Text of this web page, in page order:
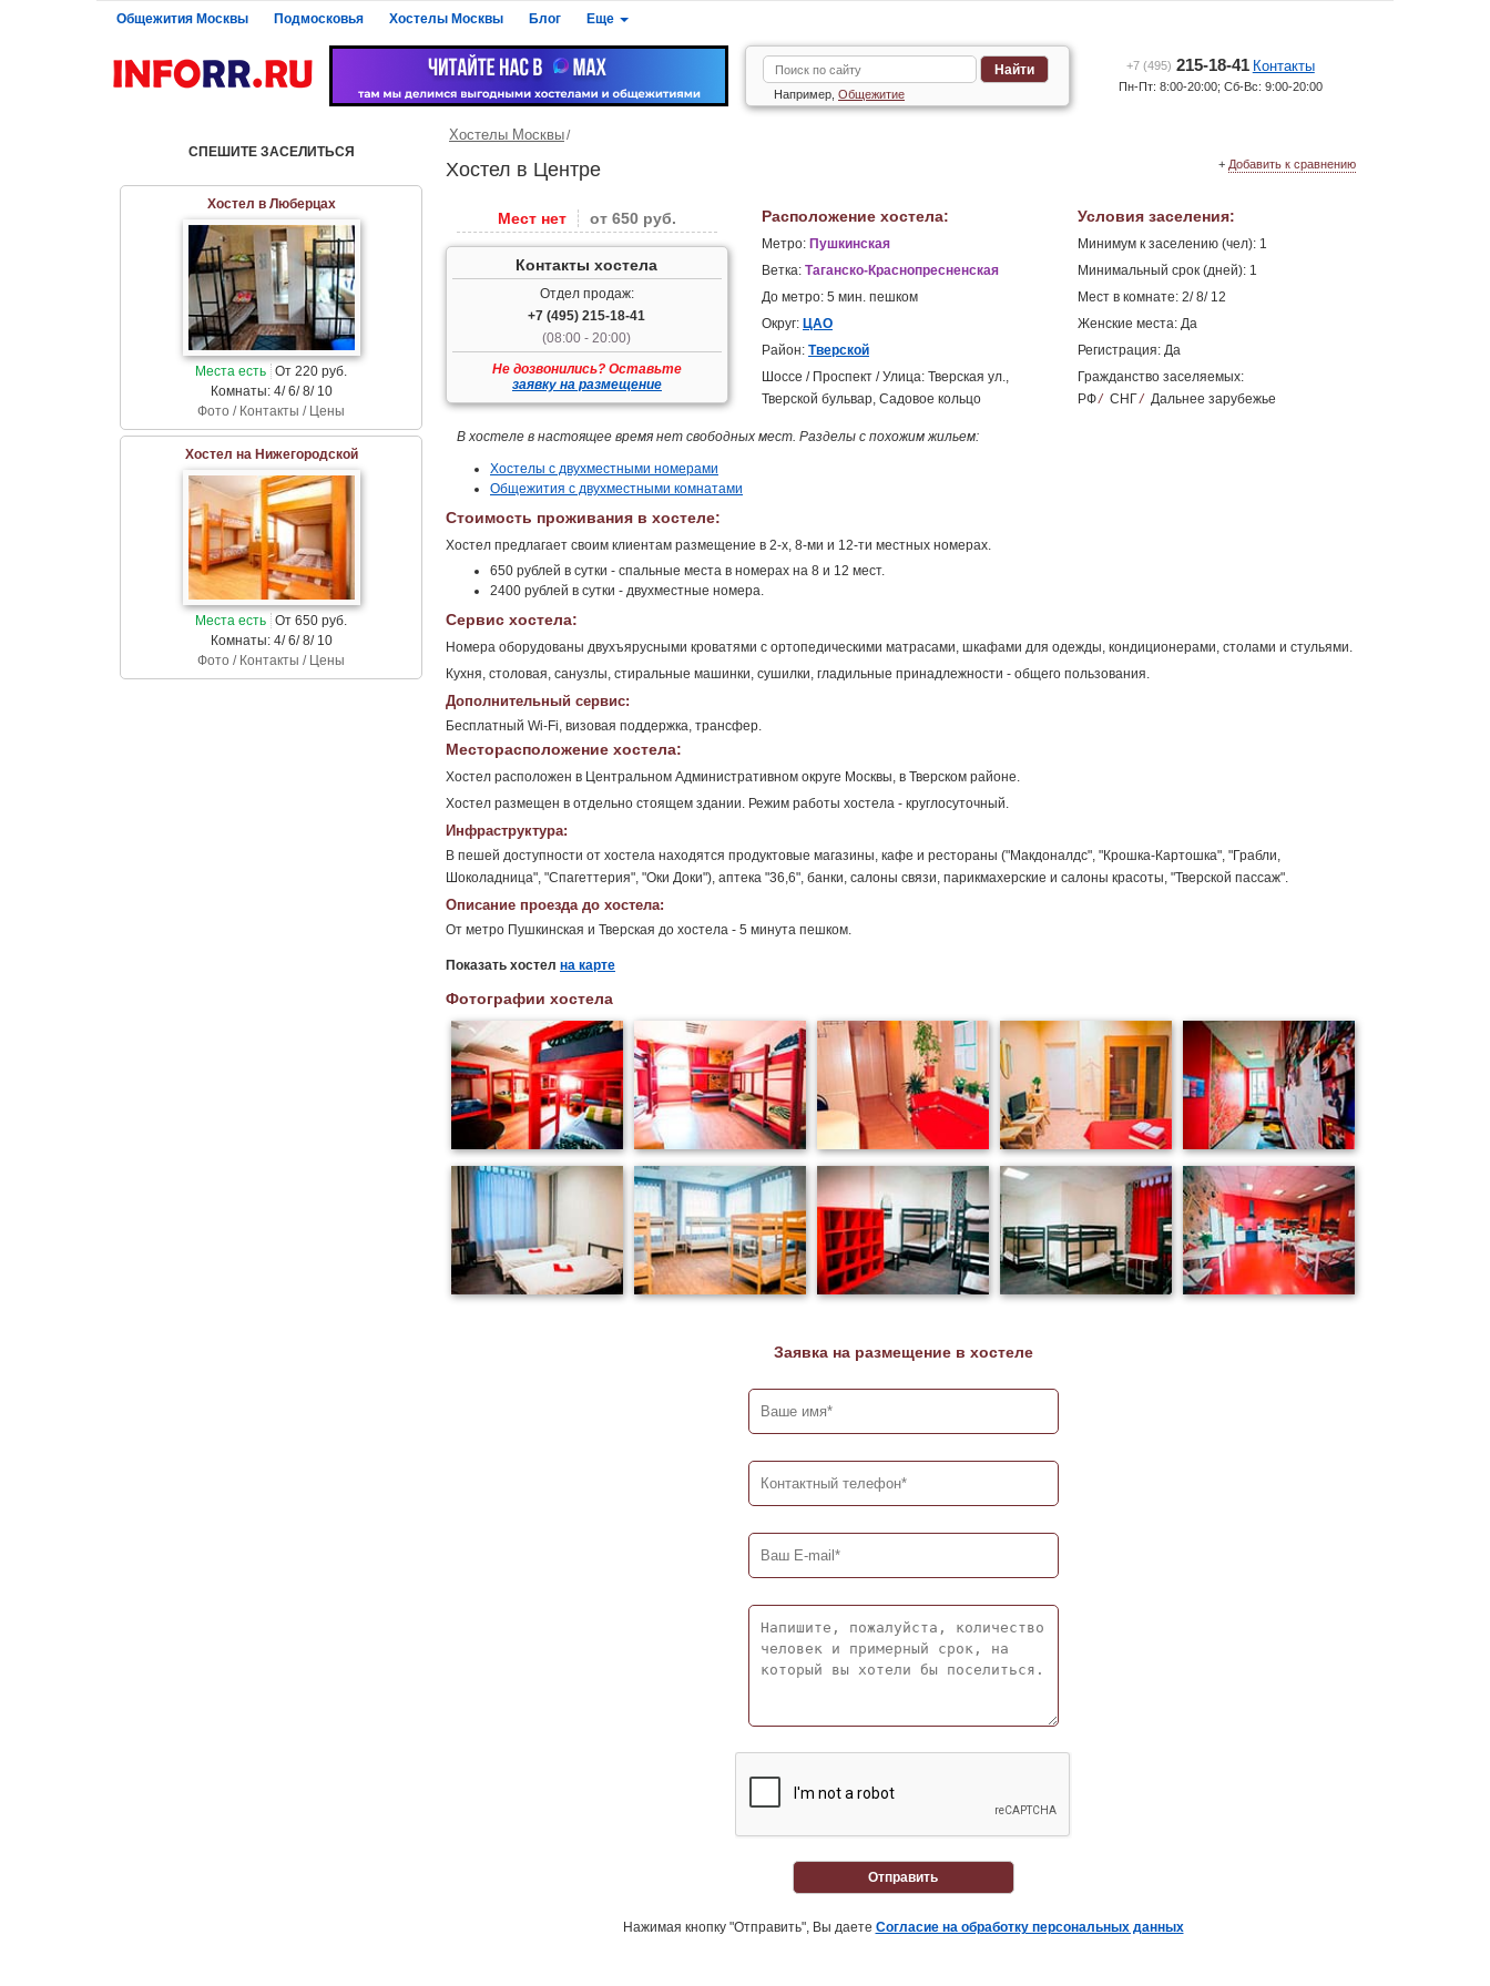
Общежития Москвы Подмосковья Хостелы Москвы Блог Еще
Найти
Например, Общежитие
+7 (495) 215-18-41 Контакты
Пн-Пт: 8:00-20:00; Сб-Вс: 9:00-20:00
СПЕШИТЕ ЗАСЕЛИТЬСЯ
Хостел в Люберцах
Места есть От 220 руб.
Комнаты: 4/ 6/ 8/ 10
Фото / Контакты / Цены
Хостел на Нижегородской
Места есть От 650 руб.
Комнаты: 4/ 6/ 8/ 10
Фото / Контакты / Цены
Хостелы Москвы
Хостел в Центре + Добавить к сравнению
Мест нет от 650 руб.
Контакты хостела
Отдел продаж:
+7 (495) 215-18-41
(08:00 - 20:00)
Не дозвонились? Оставьте
заявку на размещение
Расположение хостела:
Метро: Пушкинская
Ветка: Таганско-Краснопресненская
До метро: 5 мин. пешком
Округ: ЦАО
Район: Тверской
Шоссе / Проспект / Улица: Тверская ул.,
Тверской бульвар, Садовое кольцо
Условия заселения:
Минимум к заселению (чел): 1
Минимальный срок (дней): 1
Мест в комнате: 2/ 8/ 12
Женские места: Да
Регистрация: Да
Гражданство заселяемых:
РФ/ СНГ/ Дальнее зарубежье
В хостеле в настоящее время нет свободных мест. Разделы с похожим жильем:
Хостелы с двухместными номерами
Общежития с двухместными комнатами
Стоимость проживания в хостеле:
Хостел предлагает своим клиентам размещение в 2-х, 8-ми и 12-ти местных номерах.
650 рублей в сутки - спальные места в номерах на 8 и 12 мест.
2400 рублей в сутки - двухместные номера.
Сервис хостела:
Номера оборудованы двухъярусными кроватями с ортопедическими матрасами, шкафами для одежды, кондиционерами, столами и стульями.
Кухня, столовая, санузлы, стиральные машинки, сушилки, гладильные принадлежности - общего пользования.
Дополнительный сервис:
Бесплатный Wi-Fi, визовая поддержка, трансфер.
Месторасположение хостела:
Хостел расположен в Центральном Административном округе Москвы, в Тверском районе.
Хостел размещен в отдельно стоящем здании. Режим работы хостела - круглосуточный.
Инфраструктура:
В пешей доступности от хостела находятся продуктовые магазины, кафе и рестораны ("Макдоналдс", "Крошка-Картошка", "Грабли,
Шоколадница", "Спагеттерия", "Оки Доки"), аптека "36,6", банки, салоны связи, парикмахерские и салоны красоты, "Тверской пассаж".
Описание проезда до хостела:
От метро Пушкинская и Тверская до хостела - 5 минута пешком.
Показать хостел на карте
Фотографии хостела
Заявка на размещение в хостеле
Отправить
Нажимая кнопку "Отправить", Вы даете Согласие на обработку персональных данных